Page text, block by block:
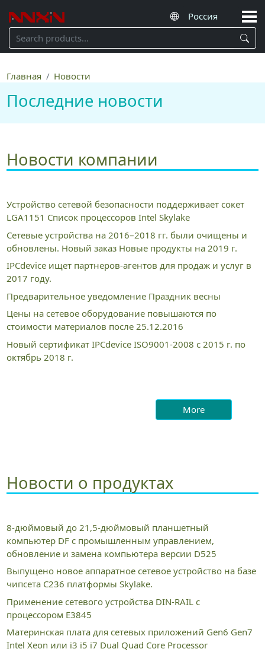
Главная Новости
Последние новости
Новости компании
Устройство сетевой безопасности поддерживает сокет
LGA1151 Список процессоров Intel Skylake
Сетевые устройства на 2016–2018 гг. были очищены и
обновлены. Новый заказ Новые продукты на 2019 г.
IPCdevice ищет партнеров-агентов для продаж и услуг в
2017 году.
Предварительное уведомление Праздник весны
Цены на сетевое оборудование повышаются по
стоимости материалов после 25.12.2016
Новый сертификат IPCdevice ISO9001-2008 с 2015 г. по
октябрь 2018 г.
More
Новости о продуктах
8-дюймовый до 21,5-дюймовый планшетный
компьютер DF с промышленным управлением,
обновление и замена компьютера версии D525
Выпущено новое аппаратное сетевое устройство на базе
чипсета C236 платформы Skylake.
Применение сетевого устройства DIN-RAIL с
процессором E3845
Материнская плата для сетевых приложений Gen6 Gen7
Intel Xeon или i3 i5 i7 Dual Quad Core Processor